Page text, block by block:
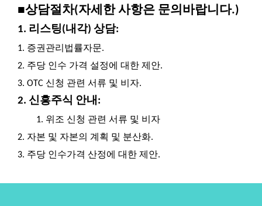
■상담절차(자세한 사항은 문의바랍니다.)
1. 리스팅(내각) 상담:
1. 증권관리법률자문.
2. 주당 인수 가격 설정에 대한 제안.
3. OTC 신청 관련 서류 및 비자.
2. 신흥주식 안내:
1. 위조 신청 관련 서류 및 비자
2. 자본 및 자본의 계획 및 분산화.
3. 주당 인수가격 산정에 대한 제안.